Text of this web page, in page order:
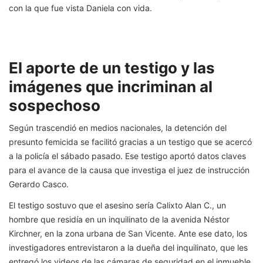
con la que fue vista Daniela con vida.
El aporte de un testigo y las
imágenes que incriminan al
sospechoso
Según trascendió en medios nacionales, la detención del
presunto femicida se facilitó gracias a un testigo que se acercó
a la policía el sábado pasado. Ese testigo aportó datos claves
para el avance de la causa que investiga el juez de instrucción
Gerardo Casco.
El testigo sostuvo que el asesino sería Calixto Alan C., un
hombre que residía en un inquilinato de la avenida Néstor
Kirchner, en la zona urbana de San Vicente. Ante ese dato, los
investigadores entrevistaron a la dueña del inquilinato, que les